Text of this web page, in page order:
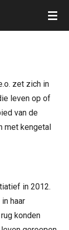
zet zich in
leven op of
van de
met kengetal
in 2012.
haar
konden